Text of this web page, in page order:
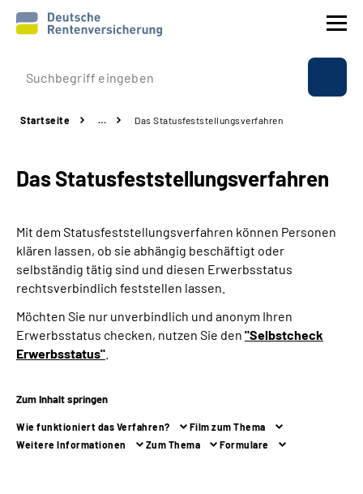
Prävention
Rente
Beratung & Kontakt
Experten
Über uns & Presse
Online-Services
Suche
Language
Startseite … Das Statusfeststellungs­verfahren
Das Statusfeststellungs­verfahren
Mit dem Statusfeststellungsverfahren können Personen
klären lassen, ob sie abhängig beschäftigt oder
selbständig tätig sind und diesen Erwerbsstatus
rechtsverbindlich feststellen lassen.
Möchten Sie nur unverbindlich und anonym Ihren
Erwerbsstatus checken, nutzen Sie den "Selbstcheck
Erwerbsstatus"
Zum Inhalt springen
Wie funktioniert das Verfahren?
Film zum Thema
Weitere Informationen
Zum Thema Formulare